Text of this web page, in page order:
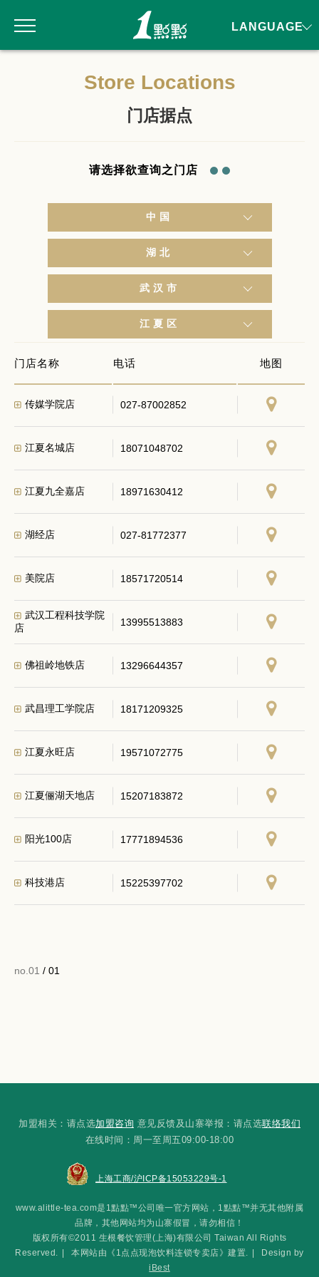
Store Locations
门店据点
请选择欲查询之门店
中国
湖北
武汉市
江夏区
门店名称 电话 地图
传媒学院店 027-87002852
江夏名城店 18071048702
江夏九全嘉店 18971630412
湖经店 027-81772377
美院店 18571720514
武汉工程科技学院
店
13995513883
佛祖岭地铁店 13296644357
武昌理工学院店 18171209325
江夏永旺店 19571072775
江夏俪湖天地店 15207183872
阳光100店 17771894536
科技港店 15225397702
no.01 / 01
加盟相关：请点选加盟咨询 意见反馈及山寨举报：请点选联络我们
在线时间：周一至周五09:00-18:00
www.alittle-tea.com是1點點™公司唯一官方网站，1點點™并无其他附属
品牌，其他网站均为山寨假冒，请勿相信！
版权所有©2011 生根餐饮管理(上海)有限公司 Taiwan All Rights
Reserved.
本网站由《1点点现泡饮料连锁专卖店》建置.
Design by
iBest
上海工商/沪ICP备15053229号-1
LANGUAGE